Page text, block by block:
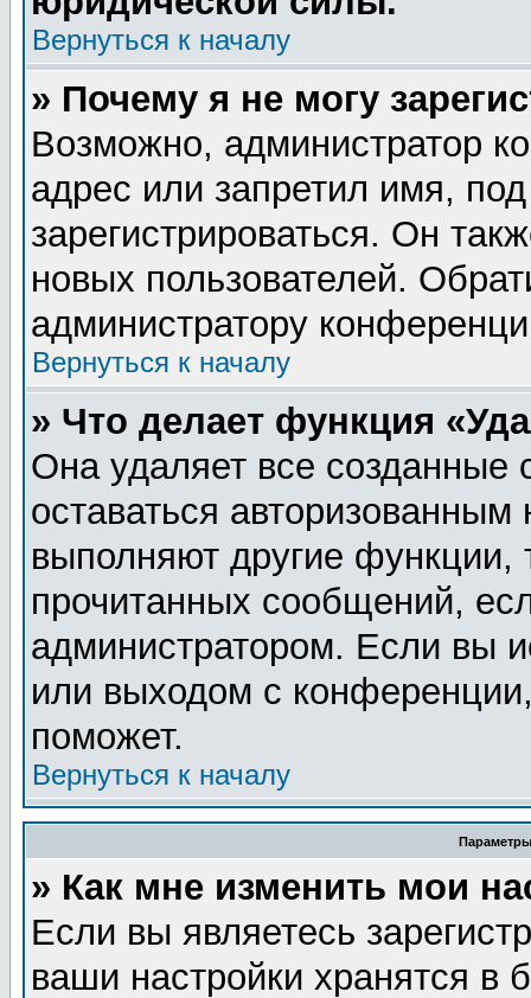
Вернуться к началу
» Почему я не могу
Возможно, администратор
адрес или запретил имя,
зарегистрироваться. Он
новых пользователей.
администратору
Вернуться к началу
» Что делает функция
Она удаляет все созданные
оставаться
выполняют другие функции,
прочитанных сообщений,
администратором. Если вы
или выходом с
поможет.
Вернуться к началу
» Как мне изменить мои
Если вы являетесь
ваши настройки хранятся